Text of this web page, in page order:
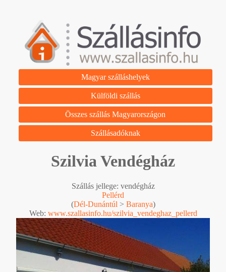
Magyar szálláshelyek
Külföldi szállás
Összes szállás Magyarországon
Szállásadóknak
Szilvia Vendégház
Szállás jellege: vendégház
Pellérd
(Dél-Dunántúl > Baranya)
Web: www.szallasinfo.hu/szilvia_vendeghaz_pellerd